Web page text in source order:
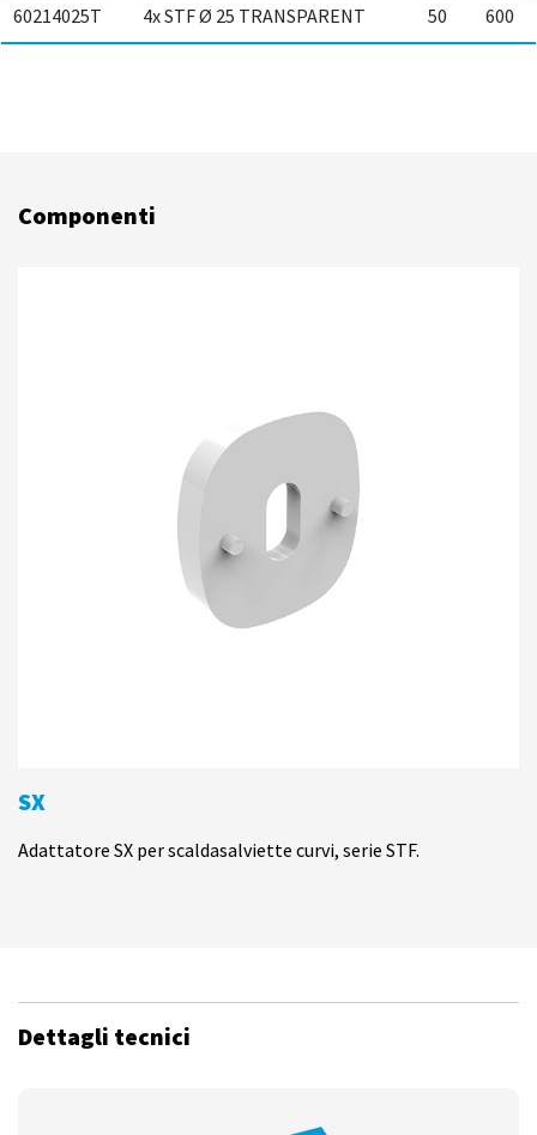
60214025T 4x STF Ø 25 TRANSPARENT 50 600
Componenti
SX
Adattatore SX per scaldasalviette curvi, serie STF.
Dettagli tecnici